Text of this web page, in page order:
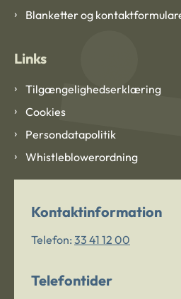
Blanketter og
Links
Tilgængelighedserklæring
Cookies
Persondatapolitik
Whistleblowerordning
Kontaktinformation
Telefon: 33 41 12 00
Telefontider